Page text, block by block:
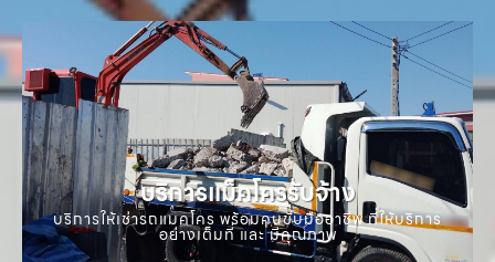
บริการแม็คโครรับจ้าง
บริการให้เช่ารถแมคโคร พร้อมคนขับมืออาชีพ ที่ให้บริการ
อย่างเต็มที่ และ มีคุณภาพ